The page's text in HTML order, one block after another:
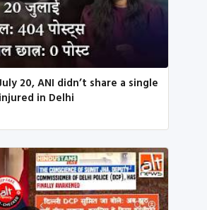
20, ANI didn’t share a single
in Delhi